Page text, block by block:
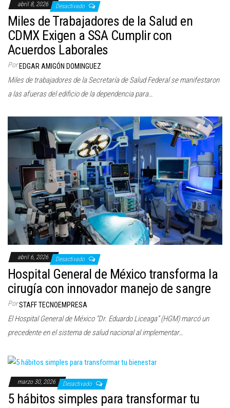
abril 8, 2026 Desactivado
Miles de Trabajadores de la Salud en
CDMX Exigen a SSA Cumplir con
Acuerdos Laborales
Por EDGAR AMIGÓN DOMINGUEZ
Miles de trabajadores de la Secretaría de Salud Federal se manifestaron
a las afueras del edificio de la dependencia para…
abril 6, 2026 Desactivado
Hospital General de México transforma la
cirugía con innovador manejo de sangre
PorSTAFF TECNOEMPRESA
El Hospital General de México “Dr. Eduardo Liceaga” (HGM) marcó un
precedente en el sistema de salud nacional al implementar…
marzo 30, 2026 Desactivado
5 hábitos simples para transformar tu